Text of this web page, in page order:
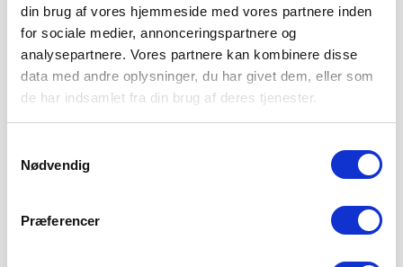
din brug af vores hjemmeside med vores partnere inden
for sociale medier, annonceringspartnere og
analysepartnere. Vores partnere kan kombinere disse
data med andre oplysninger, du har givet dem, eller som
de har indsamlet fra din brug af deres tjenester.
Nødvendig
Præferencer